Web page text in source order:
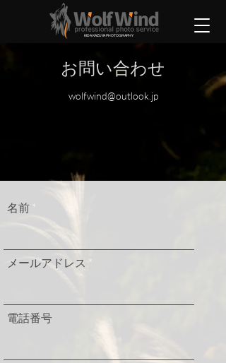
KIDA KAZUYA PHOTOGRAPHY
お問い合わせ
wolfwind@outlook.jp
名前
メールアドレス
電話番号